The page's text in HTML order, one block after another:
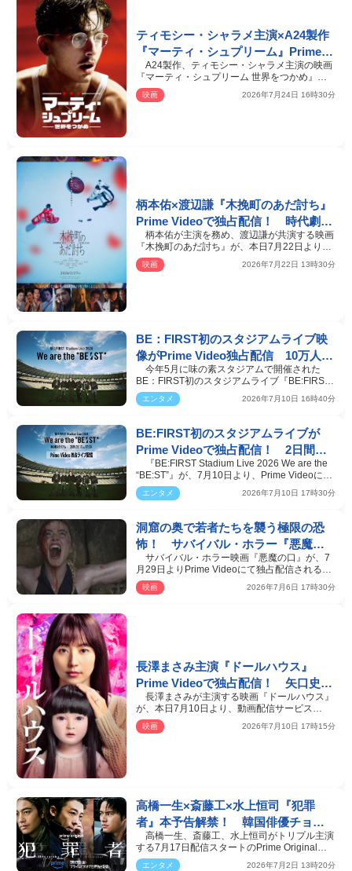
ティモシー・シャラメ主演×A24製作
『マーティ・シュプリーム』Prime
Videoにて見放題独占配信
A24製作、ティモシー・シャラメ主演の映画
『マーティ・シュプリーム 世界をつかめ』
が、本日7月24日より…
映画 2026年7月24日 16時30分
柄本佑×渡辺謙『木挽町のあだ討ち』
Prime Videoで独占配信！ 時代劇の
名手・源孝志が贈る江戸ミステリー
柄本佑が主演を務め、渡辺謙が共演する映画
『木挽町のあだ討ち』が、本日7月22日より、
動画配信サービス…
映画 2026年7月22日 13時30分
BE：FIRST初のスタジアムライブ映
像がPrime Video独占配信 10万人熱
狂の公演を収録
今年5月に味の素スタジアムで開催された
BE：FIRST初のスタジアムライブ『BE:FIRST
Stadium Live 2026 We…
エンタメ 2026年7月10日 16時40分
BE:FIRST初のスタジアムライブが
Prime Videoで独占配信！ 2日間で
約10万人を動員した史上最大規模の
公演
『BE:FIRST Stadium Live 2026 We are the
“BE:ST”』が、7月10日より、Prime Videoにて
独占配信される。…
エンタメ 2026年7月10日 17時30分
洞窟の奥で若者たちを襲う極限の恐
怖！ サバイバル・ホラー『悪魔の
口』7.29 Prime Video独占配信＆予告
公開
サバイバル・ホラー映画『悪魔の口』が、7
月29日よりPrime Videoにて独占配信されるこ
とが決定。配信に…
映画 2026年7月6日 17時30分
長澤まさみ主演『ドールハウス』
Prime Videoで独占配信！ 矢口史靖
監督オリジナル脚本で描いたドール
ミステリー
長澤まさみが主演する映画『ドールハウス』
が、本日7月10日より、動画配信サービス
「Prime Video」にて…
映画 2026年7月10日 17時15分
高橋一生×斎藤工×水上恒司『犯罪
者』本予告解禁！ 韓国俳優チョ
ン・イルの出演も決定
高橋一生、斎藤工、水上恒司がトリプル主演
する7月17日配信スタートのPrime Originalド
ラマシリーズ『犯…
エンタメ 2026年7月2日 13時20分